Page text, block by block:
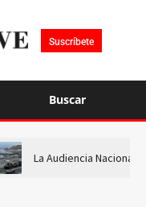
Suscríbete
Buscar
La Audiencia Nacional